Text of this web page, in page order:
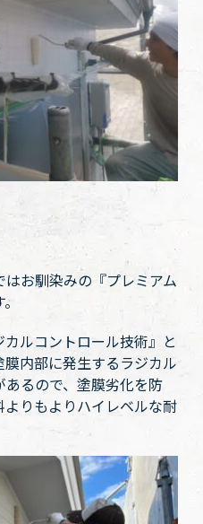
お馴染みの『プレミアム
ルコントロール技術』と
内部に発生するラジカル
あるので、塗膜劣化を防
りもよりハイレベルな耐